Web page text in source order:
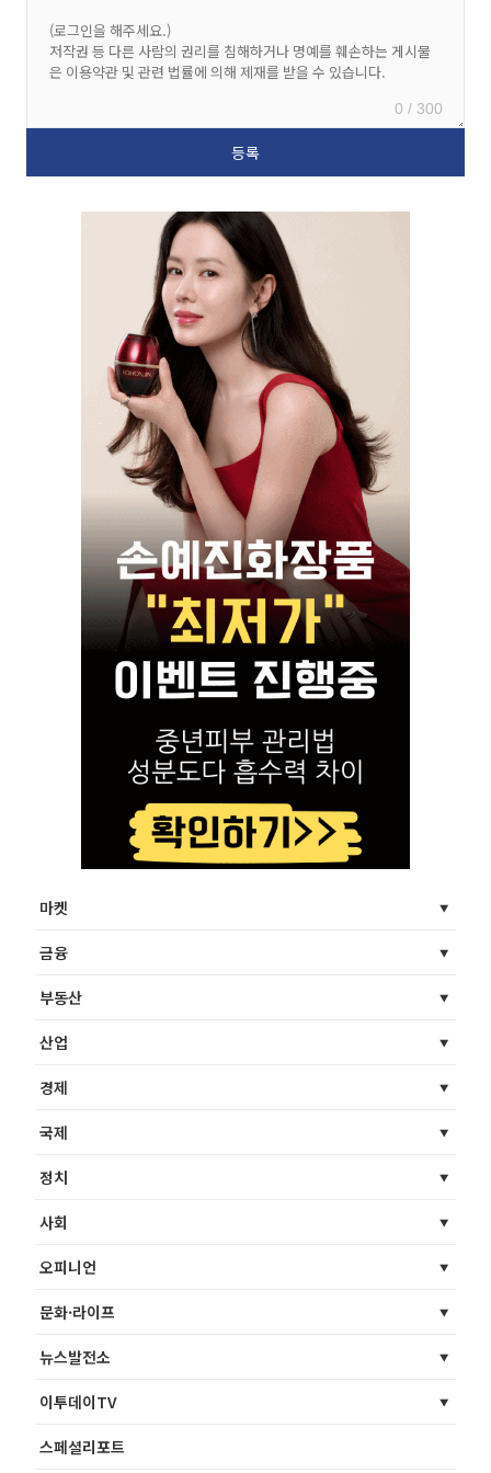
0 / 300
마켓
금융
부동산
산업
경제
국제
정치
사회
오피니언
문화·라이프
뉴스발전소
이투데이TV
스페셜리포트